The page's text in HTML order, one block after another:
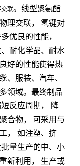
交联。线型聚氨酯
理交联，
氢键对
优良的性能，
耐化学品、耐水
好的性能使得热
、服装、汽车、
领域。最终制品
反应周期，
降
合物，
可采用与
，
如注塑、挤
量生产的中、小
新利用，
生产或